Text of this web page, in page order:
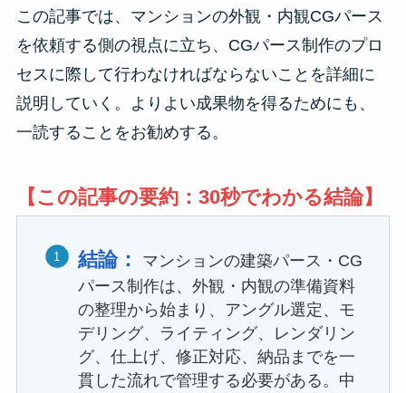
この記事では、マンションの外観・内観CGパース
を依頼する側の視点に立ち、CGパース制作のプロ
セスに際して行わなければならないことを詳細に
説明していく。よりよい成果物を得るためにも、
一読することをお勧めする。
【この記事の要約：30秒でわかる結論】
結論：
マンションの建築パース・CG
パース制作は、外観・内観の準備資料
の整理から始まり、アングル選定、モ
デリング、ライティング、レンダリン
グ、仕上げ、修正対応、納品までを一
貫した流れで管理する必要がある。中